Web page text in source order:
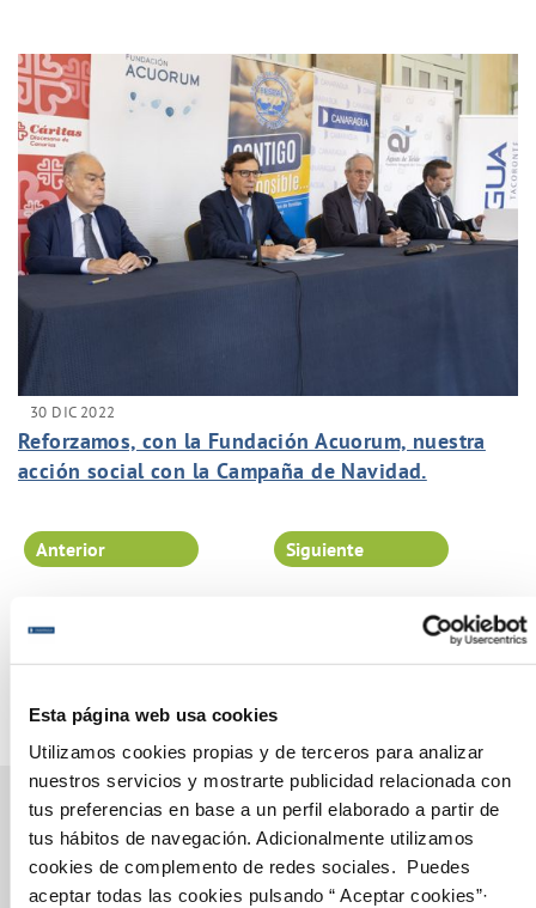
Esta página web usa cookies
Utilizamos cookies propias y de terceros para analizar
nuestros servicios y mostrarte publicidad relacionada con
tus preferencias en base a un perfil elaborado a partir de
tus hábitos de navegación. Adicionalmente utilizamos
cookies de complemento de redes sociales. Puedes
aceptar todas las cookies pulsando “ Aceptar cookies”·
30 DIC 2022
Reforzamos, con la Fundación Acuorum, nuestra
acción social con la Campaña de Navidad.
Página 17 de 102
Anterior Siguiente
Gestiones Online